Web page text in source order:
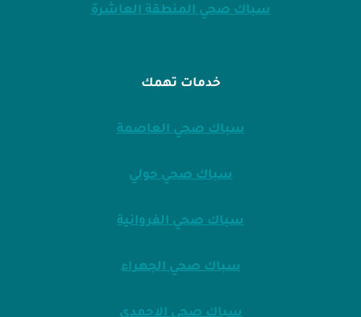
سباك صحي المنطقة العاشرة
خدمات تهمك
سباك صحي العاصمة
سباك صحي حولي
سباك صحي الفروانية
سباك صحي الجهراء
سباك صحي الاحمدي